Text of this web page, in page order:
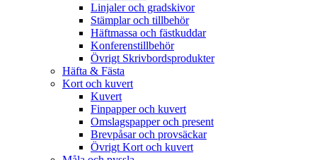
Linjaler och gradskivor
Stämplar och tillbehör
Häftmassa och fästkuddar
Konferenstillbehör
Övrigt Skrivbordsprodukter
Häfta & Fästa
Kort och kuvert
Kuvert
Finpapper och kuvert
Omslagspapper och present
Brevpåsar och provsäckar
Övrigt Kort och kuvert